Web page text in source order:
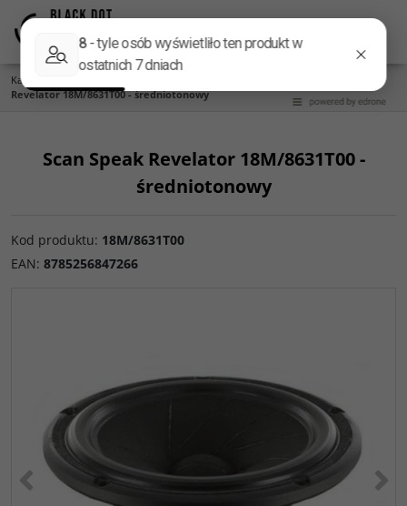
MenuPanel
Kategoria główna
Revelator 18M/8631T00 - średniotonowy
Scan Speak Revelator 18M/8631T00 -
średniotonowy
Kod produktu: 18M/8631T00
EAN: 8785256847266
<